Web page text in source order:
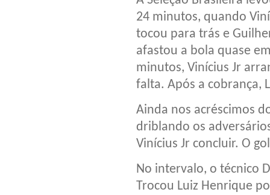
24 minutos, quando
tocou para trás e
afastou a bola quase
minutos, Vinícius Jr
falta. Após a cobrança,
Ainda nos acréscimos
driblando os
Vinícius Jr concluir. O
No intervalo, o técnico
Trocou Luiz Henrique